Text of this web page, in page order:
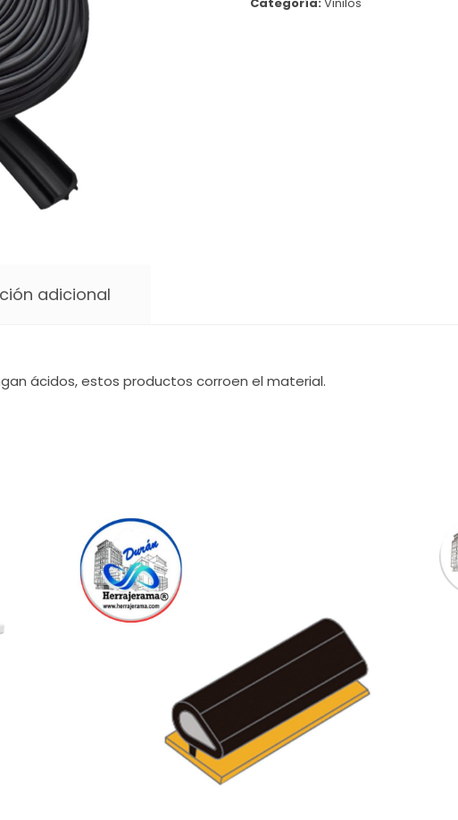
adicional
ácidos, estos productos corroen el material.